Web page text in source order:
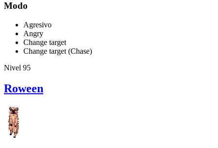
Modo
Agresivo
Angry
Change target
Change target (Chase)
Nivel 95
Roween